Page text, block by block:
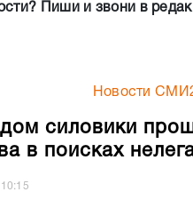
Пиши и звони в
Новости
силовики
в поисках
10:15